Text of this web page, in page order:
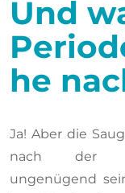
Und
he
Ja! Aber die
nach der
ungenügend